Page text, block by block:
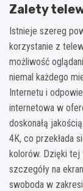
Zalety
Istnieje szereg
korzystanie z
możliwość
niemal każdego
Internetu i
internetowa w
doskonałą
4K, co przekłada
kolorów. Dzięki tej
szczegóły na
swoboda w